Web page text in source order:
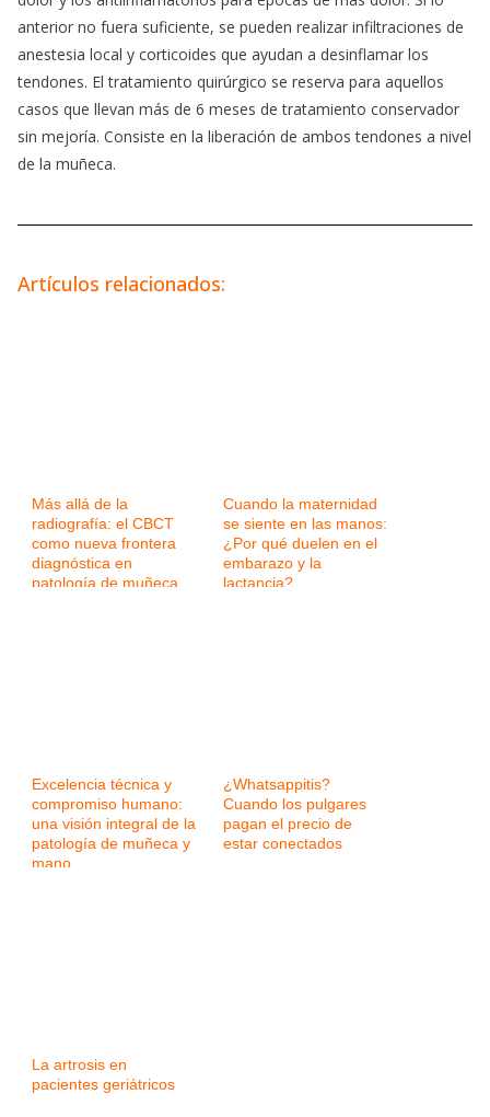
anterior no fuera suficiente, se pueden realizar infiltraciones de
anestesia local y corticoides que ayudan a desinflamar los
tendones. El tratamiento quirúrgico se reserva para aquellos
casos que llevan más de 6 meses de tratamiento conservador
sin mejoría. Consiste en la liberación de ambos tendones a nivel
de la muñeca.
Artículos relacionados:
Más allá de la
radiografía: el CBCT
como nueva frontera
diagnóstica en
patología de muñeca
Cuando la maternidad
se siente en las manos:
¿Por qué duelen en el
embarazo y la
lactancia?
Excelencia técnica y
compromiso humano:
una visión integral de la
patología de muñeca y
mano
¿Whatsappitis?
Cuando los pulgares
pagan el precio de
estar conectados
La artrosis en
pacientes geriátricos